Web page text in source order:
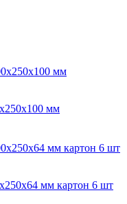
мм
мм картон 6 шт